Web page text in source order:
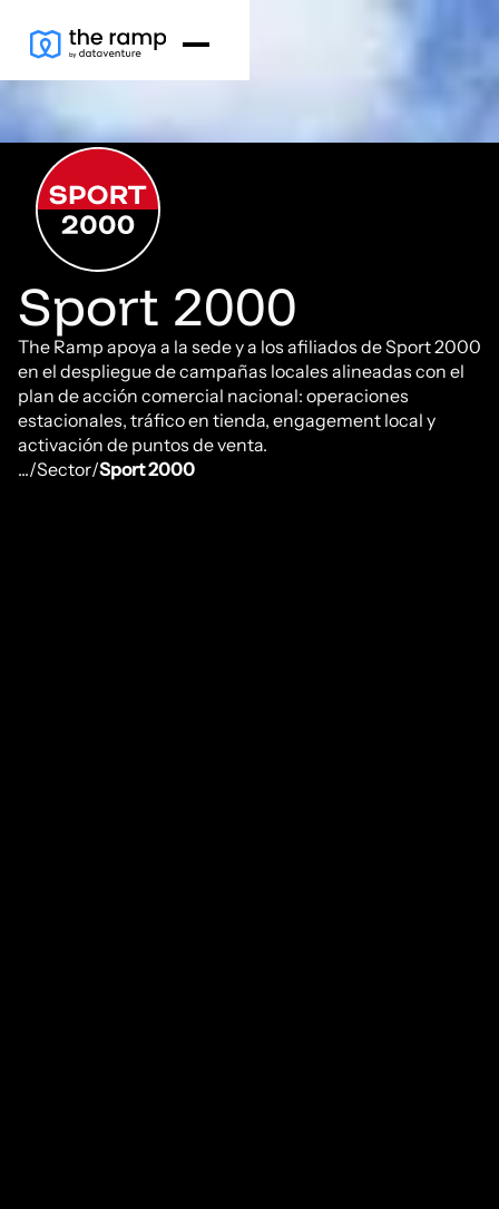
Sport 2000
The Ramp apoya a la sede y a los afiliados de Sport 2000
en el despliegue de campañas locales alineadas con el
plan de acción comercial nacional: operaciones
estacionales, tráfico en tienda, engagement local y
activación de puntos de venta.
.../Sector/Sport 2000